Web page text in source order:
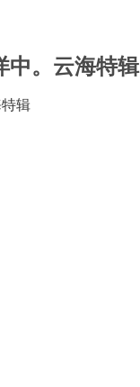
中。云海特辑